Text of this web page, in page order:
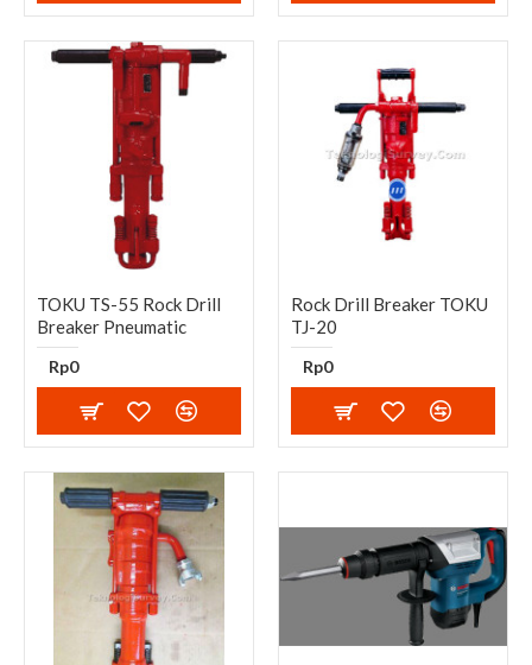
TOKU TS-55 Rock Drill
Breaker Pneumatic
Rp0
Rock Drill Breaker TOKU
TJ-20
Rp0